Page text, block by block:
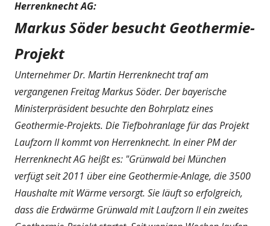
Herrenknecht AG:
Markus Söder besucht Geothermie-
Projekt
Unternehmer Dr. Martin Herrenknecht traf am
vergangenen Freitag Markus Söder. Der bayerische
Ministerpräsident besuchte den Bohrplatz eines
Geothermie-Projekts. Die Tiefbohranlage für das Projekt
Laufzorn II kommt von Herrenknecht. In einer PM der
Herrenknecht AG heißt es: "Grünwald bei München
verfügt seit 2011 über eine Geothermie-Anlage, die 3500
Haushalte mit Wärme versorgt. Sie läuft so erfolgreich,
dass die Erdwärme Grünwald mit Laufzorn II ein zweites